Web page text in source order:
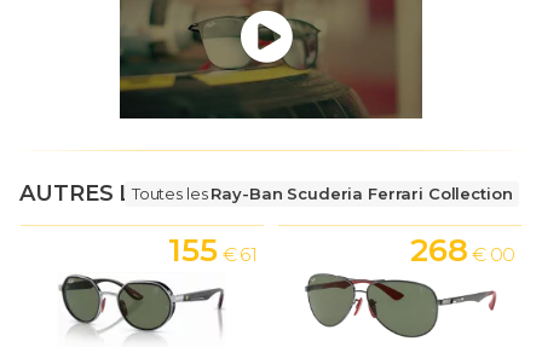
AUTRES LUNETTES
Toutes lesRay-Ban Scuderia Ferrari Collection
155 € 61 268 € 00